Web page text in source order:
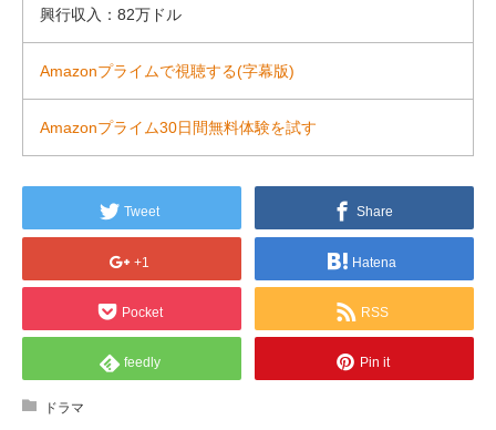
興行収入：82万ドル
Amazonプライムで視聴する(字幕版)
Amazonプライム30日間無料体験を試す
Tweet Share
+1 Hatena
Pocket RSS
feedly Pin it
ドラマ